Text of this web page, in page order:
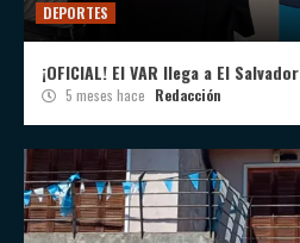
DEPORTES
¡OFICIAL! El VAR llega a El Salvador
5 meses hace Redacción